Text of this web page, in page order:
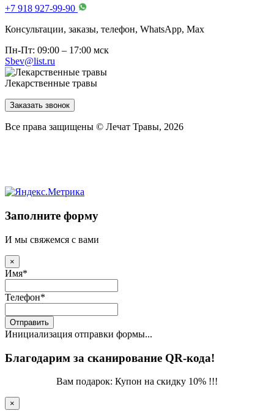
+7 918 927-99-90
Консультации, заказы, телефон, WhatsApp, Мах
Пн-Пт: 09:00 – 17:00 мск
Sbev@list.ru
Лекарственные травы
Заказать звонок
Все права защищены © Лечат Травы, 2026
Заполните форму
И мы свяжемся с вами
×
Имя*
Телефон*
Отправить
Инициализация отправки формы...
Благодарим за сканирование QR-кода!
Вам подарок: Купон на скидку 10% !!!
×